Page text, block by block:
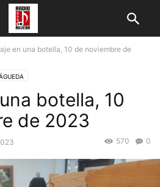
herramientas
en una botella, 10 de noviembre de
botella, 10
de 2023
0
570